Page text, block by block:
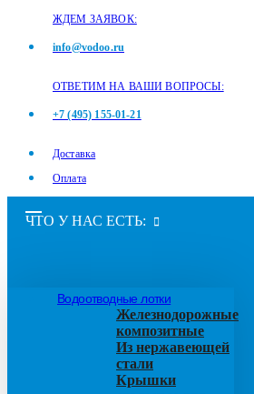
ЖДЕМ ЗАЯВОК:
info@vodoo.ru
ОТВЕТИМ НА ВАШИ ВОПРОСЫ:
+7 (495) 155-01-21
Доставка
Оплата
ЧТО У НАС ЕСТЬ:
Водоотводные лотки
Железнодорожные
композитные
Из нержавеющей
стали
Крышки